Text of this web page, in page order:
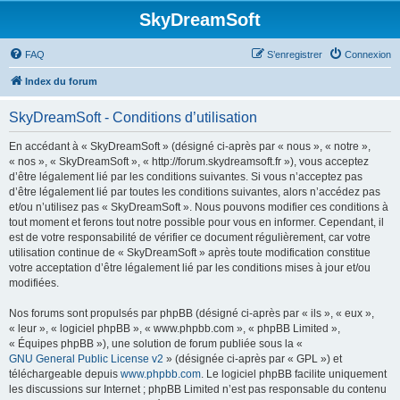
SkyDreamSoft
FAQ Connexion
S’enregistrer
Index du forum
SkyDreamSoft - Conditions d’utilisation
En accédant à « SkyDreamSoft » (désigné ci-après par « nous », « notre »,
« nos », « SkyDreamSoft », « http://forum.skydreamsoft.fr »), vous acceptez
d’être légalement lié par les conditions suivantes. Si vous n’acceptez pas
d’être légalement lié par toutes les conditions suivantes, alors n’accédez pas
et/ou n’utilisez pas « SkyDreamSoft ». Nous pouvons modifier ces conditions à
tout moment et ferons tout notre possible pour vous en informer. Cependant, il
est de votre responsabilité de vérifier ce document régulièrement, car votre
utilisation continue de « SkyDreamSoft » après toute modification constitue
votre acceptation d’être légalement lié par les conditions mises à jour et/ou
modifiées.
Nos forums sont propulsés par phpBB (désigné ci-après par « ils », « eux »,
« leur », « logiciel phpBB », « www.phpbb.com », « phpBB Limited »,
« Équipes phpBB »), une solution de forum publiée sous la «
GNU General Public License v2 » (désignée ci-après par « GPL ») et
téléchargeable depuis www.phpbb.com. Le logiciel phpBB facilite uniquement
les discussions sur Internet ; phpBB Limited n’est pas responsable du contenu